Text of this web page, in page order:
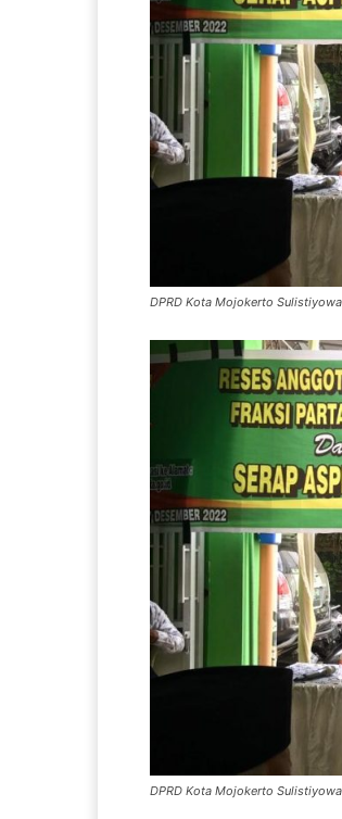
DPRD Kota Mojokerto
DPRD Kota Mojokerto